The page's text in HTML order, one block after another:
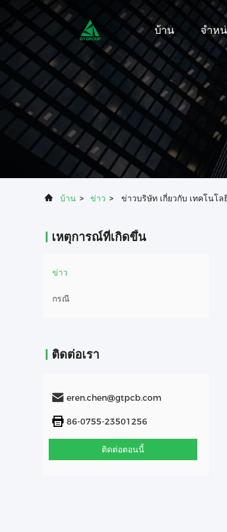
บ้าน จําห
บ้าน > ข่าว > ข่าวบริษัท เกี่ยวกับ เทคโนโ
เหตุการณ์ที่เกิดขึ้น
ข่าว
กรณี
ติดต่อเรา
eren.chen@gtpcb.com
86-0755-23501256
ติดต่อตอนนี้